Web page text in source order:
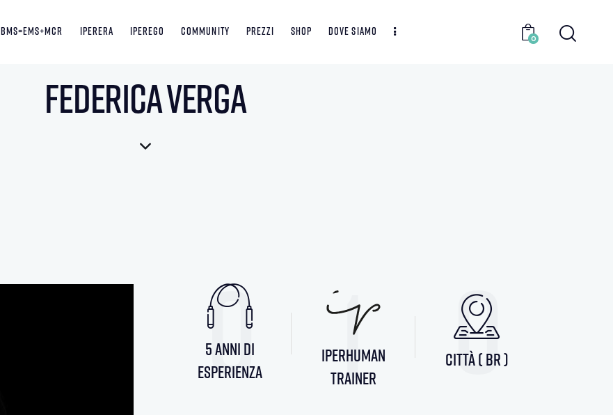
BMS=EMS+MCR Iperera Iperego Community Prezzi Shop Dove siamo
0
Federica Verga
0
5 anni di
esperienza
1
iperhuman
trainer
0
città ( br )